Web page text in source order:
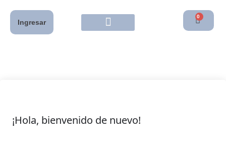
Ingresar
0
¡Hola, bienvenido de nuevo!